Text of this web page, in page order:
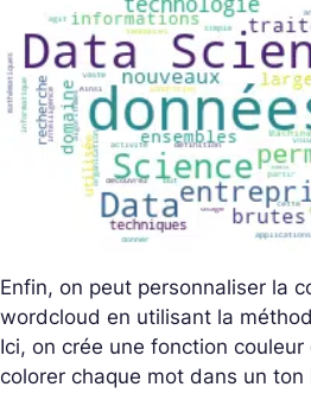
Enfin, on peut personnaliser la
wordcloud en utilisant la
Ici, on crée une fonction couleur
colorer chaque mot dans un ton